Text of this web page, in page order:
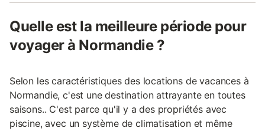
Quelle est la meilleure période pour
voyager à Normandie ?
Selon les caractéristiques des locations de vacances à
Normandie, c'est une destination attrayante en toutes
saisons.. C'est parce qu'il y a des propriétés avec
piscine, avec un système de climatisation et même